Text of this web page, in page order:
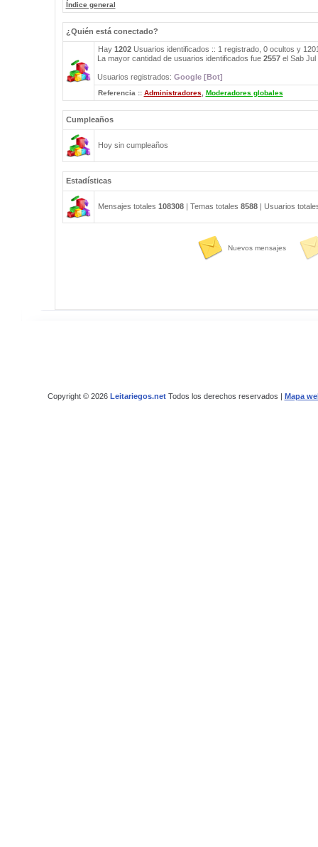
Índice general
¿Quién está conectado?
Hay 1202Usuarios identificados :: 1 registrado, 0 ocultos y
La mayor cantidad de usuarios identificados fue 2557el Sab Jul
Usuarios registrados: Google [Bot]
Referencia :: Administradores Moderadores globales
Cumpleaños
Hoy sin cumpleaños
Estadísticas
Mensajes totales 108308| Temas totales 8588| Usuarios
Nuevos mensajes
Copyright © 2026 Leitariegos.netTodos los derechos reservados | Mapa